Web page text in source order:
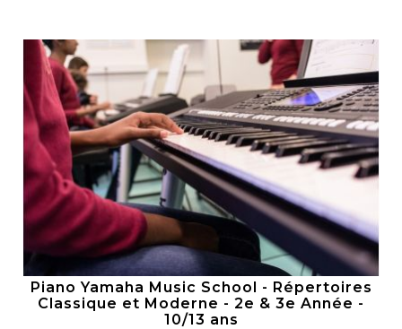
Piano Yamaha Music School - Répertoires
Classique et Moderne - 2e & 3e Année -
10/13 ans